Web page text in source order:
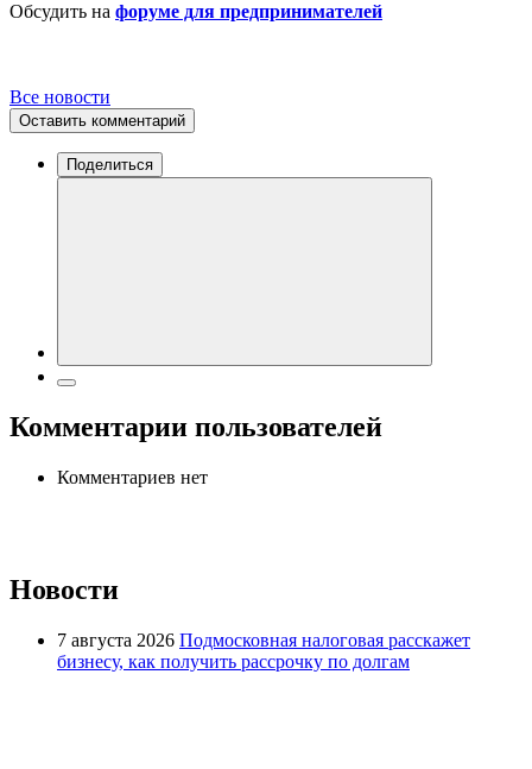
Обсудить на форуме для предпринимателей
Все новости
Оставить комментарий
Поделиться
Комментарии пользователей
Комментариев нет
Новости
7 августа 2026 Подмосковная налоговая расскажет
бизнесу, как получить рассрочку по долгам